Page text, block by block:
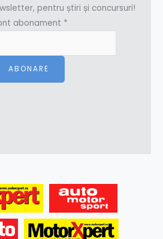
pentru știri și concursuri!
abonament *
ABONARE